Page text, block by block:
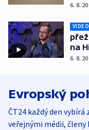
6. 8.
VIDEO
na
6. 8.
Evropský
ČT24 každý den
veřejnými médii, členy